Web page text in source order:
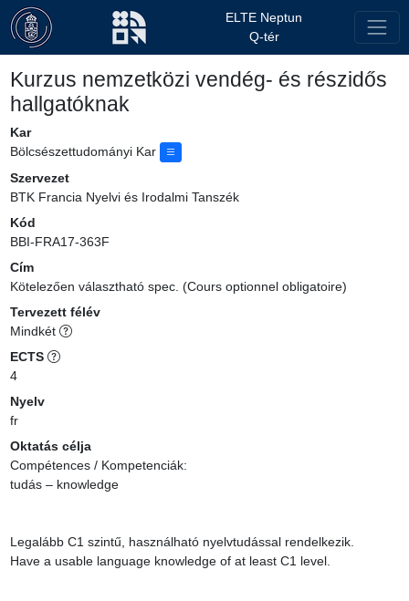
ELTE Neptun
Q-tér
Kurzus nemzetközi vendég- és részidős
hallgatóknak
Kar
Bölcsészettudományi Kar
Szervezet
BTK Francia Nyelvi és Irodalmi Tanszék
Kód
BBI-FRA17-363F
Cím
Kötelezően választható spec. (Cours optionnel obligatoire)
Tervezett félév
Mindkét
ECTS
4
Nyelv
fr
Oktatás célja
Compétences / Kompetenciák:
tudás – knowledge
Legalább C1 szintű, használható nyelvtudással rendelkezik.
Have a usable language knowledge of at least C1 level.